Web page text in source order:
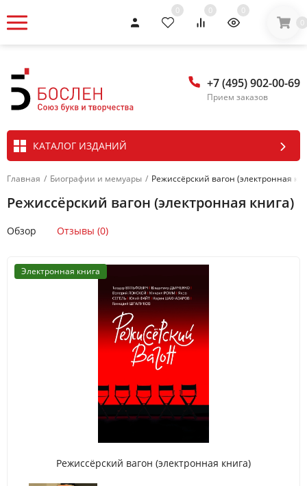
0 0
0
0
+7 (495) 902-00-69
Прием заказов
КАТАЛОГ ИЗДАНИЙ
Главная / Биографии и мемуары / Режиссёрский вагон (электронная
Режиссёрский вагон (электронная книга)
Обзор Отзывы (0)
Электронная книга
Режиссёрский вагон (электронная книга)